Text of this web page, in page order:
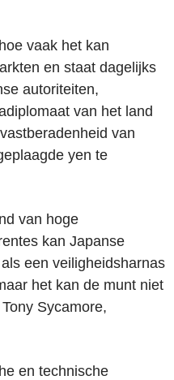
vaak het kan
en staat dagelijks
autoriteiten,
van het land
van
yen te
van hoge
kan Japanse
een veiligheidsharnas
het kan de munt niet
Sycamore,
en technische